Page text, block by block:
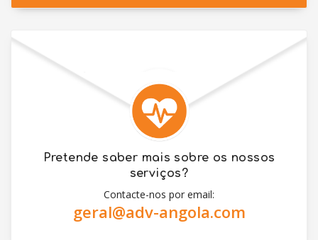
Pretende saber mais sobre os nossos
serviços?
Contacte-nos por email:
geral@adv-angola.com